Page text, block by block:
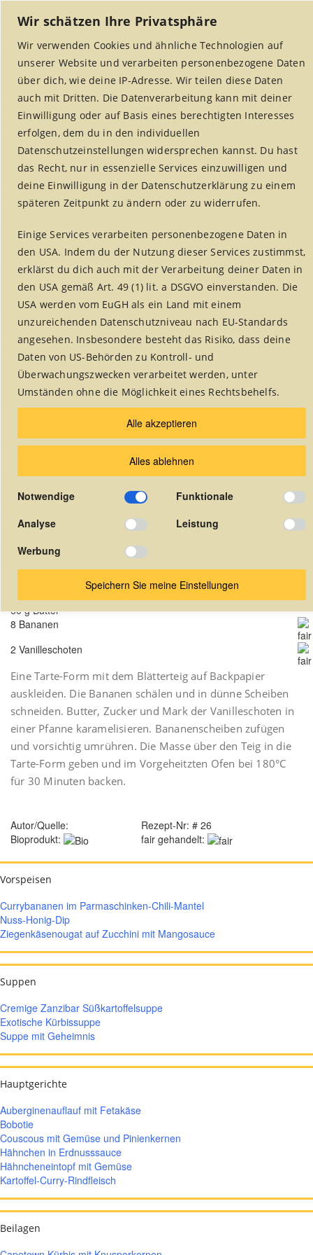
Wir schätzen Ihre Privatsphäre
Wir verwenden Cookies und ähnliche Technologien auf
unserer Website und verarbeiten personenbezogene Daten
über dich, wie deine IP-Adresse. Wir teilen diese Daten
auch mit Dritten. Die Datenverarbeitung kann mit deiner
Einwilligung oder auf Basis eines berechtigten Interesses
erfolgen, dem du in den individuellen
Datenschutzeinstellungen widersprechen kannst. Du hast
das Recht, nur in essenzielle Services einzuwilligen und
deine Einwilligung in der Datenschutzerklärung zu einem
späteren Zeitpunkt zu ändern oder zu widerrufen.
Einige Services verarbeiten personenbezogene Daten in
den USA. Indem du der Nutzung dieser Services zustimmst,
erklärst du dich auch mit der Verarbeitung deiner Daten in
den USA gemäß Art. 49 (1) lit. a DSGVO einverstanden. Die
USA werden vom EuGH als ein Land mit einem
unzureichenden Datenschutzniveau nach EU-Standards
angesehen. Insbesondere besteht das Risiko, dass deine
Daten von US-Behörden zu Kontroll- und
Überwachungszwecken verarbeitet werden, unter
Umständen ohne die Möglichkeit eines Rechtsbehelfs.
Alles ablehnen
Alle akzeptieren
Notwendige
Funktionale
Analyse
Leistung
Werbung
Speichern Sie meine Einstellungen
MENU
Rezepte
Home / Weltladen Alsdorf/Rezepte
Rubrik auswählen:
Bananen-Tarte-Tatin
Zutatenliste für 4 Personen
2 Blätterteigrollen
240 g Zucker
60 g Butter
8 Bananen
2 Vanilleschoten
Eine Tarte-Form mit dem Blätterteig auf Backpapier
auskleiden. Die Bananen schälen und in dünne Scheiben
schneiden. Butter, Zucker und Mark der Vanilleschoten in
einer Pfanne karamelisieren. Bananenscheiben zufügen
und vorsichtig umrühren. Die Masse über den Teig in die
Tarte-Form geben und im Vorgeheitzten Ofen bei 180°C
für 30 Minuten backen.
Autor/Quelle:
Rezept-Nr: # 26
Bioprodukt:
fair gehandelt:
Vorspeisen
Currybananen im Parmaschinken-Chili-Mantel
Nuss-Honig-Dip
Ziegenkäsenougat auf Zucchini mit Mangosauce
Suppen
Cremige Zanzibar Süßkartoffelsuppe
Exotische Kürbissuppe
Suppe mit Geheimnis
Hauptgerichte
Auberginenauflauf mit Fetakäse
Bobotie
Couscous mit Gemüse und Pinienkernen
Hähnchen in Erdnusssauce
Hähncheneintopf mit Gemüse
Kartoffel-Curry-Rindfleisch
Beilagen